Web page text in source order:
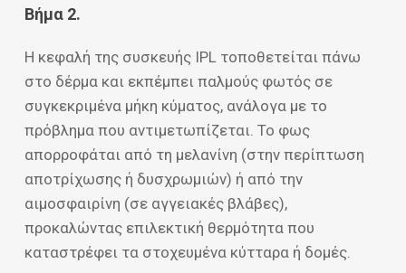
Βήμα 2.
Η κεφαλή της συσκευής IPL τοποθετείται πάνω
στο δέρμα και εκπέμπει παλμούς φωτός σε
συγκεκριμένα μήκη κύματος, ανάλογα με το
πρόβλημα που αντιμετωπίζεται. Το φως
απορροφάται από τη μελανίνη (στην περίπτωση
αποτρίχωσης ή δυσχρωμιών) ή από την
αιμοσφαιρίνη (σε αγγειακές βλάβες),
προκαλώντας επιλεκτική θερμότητα που
καταστρέφει τα στοχευμένα κύτταρα ή δομές.